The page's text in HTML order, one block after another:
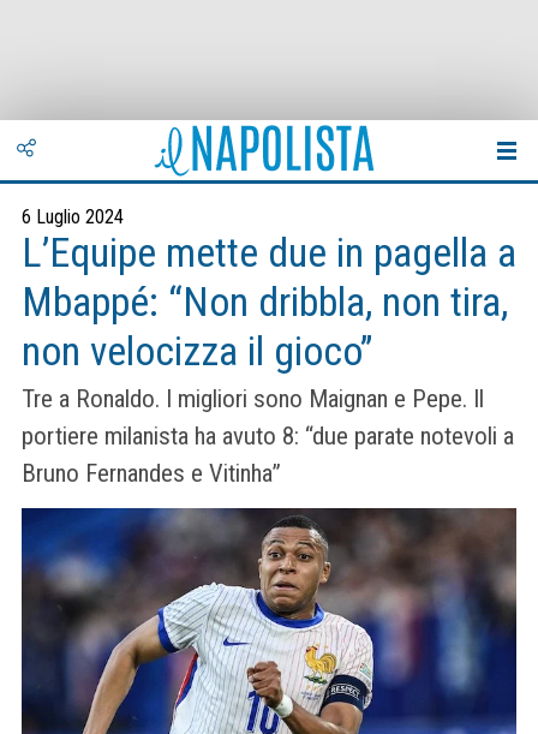
6 Luglio 2024
L’Equipe mette due in pagella a
Mbappé: “Non dribbla, non tira,
non velocizza il gioco”
Tre a Ronaldo. I migliori sono Maignan e Pepe. Il
portiere milanista ha avuto 8: “due parate notevoli a
Bruno Fernandes e Vitinha”